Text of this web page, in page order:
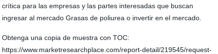
crítica para las empresas y las partes interesadas que buscan
ingresar al mercado Grasas de poliurea o invertir en el mercado.
Obtenga una copia de muestra con TOC:
https://www.marketresearchplace.com/report-detail/219545/request-